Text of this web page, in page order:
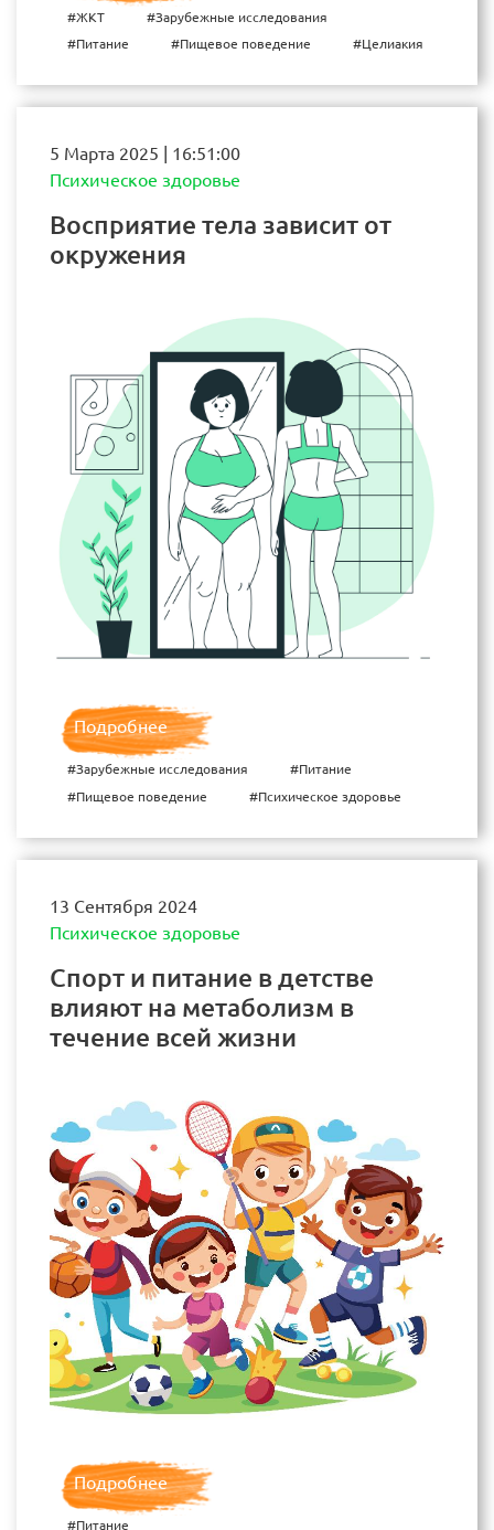
#ЖКТ
#Зарубежные исследования
#Питание
#Пищевое поведение #Целиакия
5 Марта 2025 | 16:51:00
Психическое здоровье
Восприятие тела зависит от
окружения
Подробнее
#Зарубежные исследования
#Питание
#Пищевое поведение
#Психическое здоровье
13 Сентября 2024
Психическое здоровье
Спорт и питание в детстве
влияют на метаболизм в
течение всей жизни
Подробнее
#Питание